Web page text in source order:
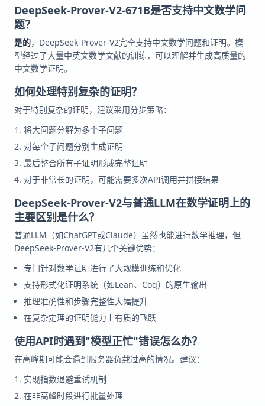
DeepSeek-Prover-V2-671B是否支持中文数学问
题？
是的，DeepSeek-Prover-V2完全支持中文数学问题和证明。模
型经过了大量中英文数学文献的训练，可以理解并生成高质量的
中文数学证明。
如何处理特别复杂的证明？
对于特别复杂的证明，建议采用分步策略：
将大问题分解为多个子问题
对每个子问题分别生成证明
最后整合所有子证明形成完整证明
对于非常长的证明，可能需要多次API调用并拼接结果
DeepSeek-Prover-V2与普通LLM在数学证明上的
主要区别是什么？
普通LLM（如ChatGPT或Claude）虽然也能进行数学推理，但
DeepSeek-Prover-V2有几个关键优势：
专门针对数学证明进行了大规模训练和优化
支持形式化证明系统（如Lean、Coq）的原生输出
推理准确性和步骤完整性大幅提升
在复杂定理的证明能力上有质的飞跃
使用API时遇到"模型正忙"错误怎么办？
在高峰期可能会遇到服务器负载过高的情况。建议：
实现指数退避重试机制
在非高峰时段进行批量处理